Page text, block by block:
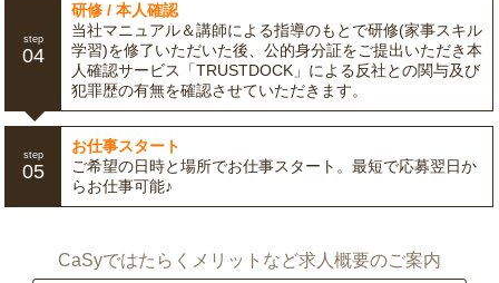
step
04
研修 / 本人確認
当社マニュアル＆講師による指導のもとで研修(家事スキル
学習)を修了いただいた後、公的身分証をご提出いただき本
人確認サービス「TRUSTDOCK」による反社との関与及び
犯罪歴の有無を確認させていただきます。
step
05
お仕事スタート
ご希望の日時と場所でお仕事スタート。最短で応募翌日か
らお仕事可能♪
CaSyではたらくメリットなど求人概要のご案内